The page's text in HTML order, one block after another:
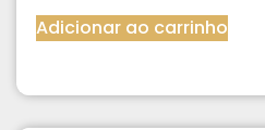
Adicionar ao carrinho